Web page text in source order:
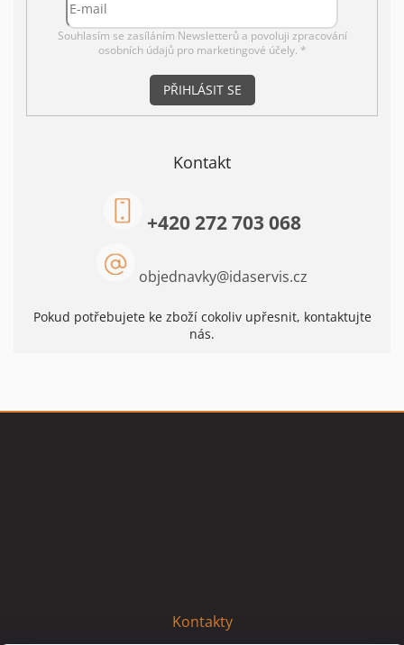
Souhlasím se zasíláním Newsletterů a povoluji zpracování
osobních údajů pro marketingové účely. *
PŘIHLÁSIT SE
Kontakt
objednavky@idaservis.cz
+420 272 703 068
Pokud potřebujete ke zboží cokoliv upřesnit, kontaktujte
nás.
Z
Kontakty